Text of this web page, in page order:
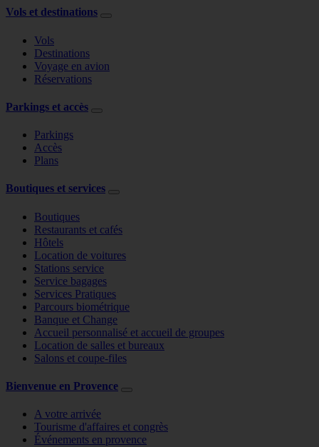
Vols et destinations
Vols
Destinations
Voyage en avion
Réservations
Parkings et accès
Parkings
Accès
Plans
Boutiques et services
Boutiques
Restaurants et cafés
Hôtels
Location de voitures
Stations service
Service bagages
Services Pratiques
Parcours biométrique
Banque et Change
Accueil personnalisé et accueil de groupes
Location de salles et bureaux
Salons et coupe-files
Bienvenue en Provence
A votre arrivée
Tourisme d'affaires et congrès
Événements en provence